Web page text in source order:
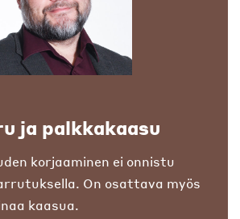
ja palkkakaasu
korjaaminen ei onnistu
On osattava myös
kaasua.